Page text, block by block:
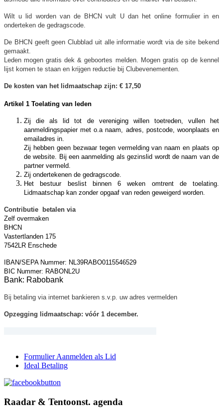
Wilt u lid worden van de BHCN vult U dan het online formulier in en
onderteken de gedragscode.
De BHCN geeft geen Clubblad uit alle informatie wordt via de site bekend
gemaakt.
Leden mogen gratis dek & geboortes melden. Mogen gratis op de kennel
lijst komen te staan en krijgen reductie bij Clubevenementen.
De kosten van het lidmaatschap zijn: € 17,50
Artikel 1 Toelating van leden
Zij die als lid tot de vereniging willen toetreden, vullen het
aanmeldingspapier met o.a naam, adres, postcode, woonplaats en
emailadres in.
Zij hebben geen bezwaar tegen vermelding van naam en plaats op
de website. Bij een aanmelding als gezinslid wordt de naam van de
partner vermeld.
Zij ondertekenen de gedragscode.
Het bestuur beslist binnen 6 weken omtrent de toelating.
Lidmaatschap kan zonder opgaaf van reden geweigerd worden.
Contributie betalen via
Zelf overmaken
BHCN
Vastertlanden 175
7542LR Enschede
IBAN/SEPA Nummer: NL39RABO0115546529
BIC Nummer: RABONL2U
Bank: Rabobank
Bij betaling via internet bankieren s.v.p. uw adres vermelden
Opzegging lidmaatschap: vóór 1 december.
Formulier Aanmelden als Lid
Ideal Betaling
Raadar & Tentoonst. agenda